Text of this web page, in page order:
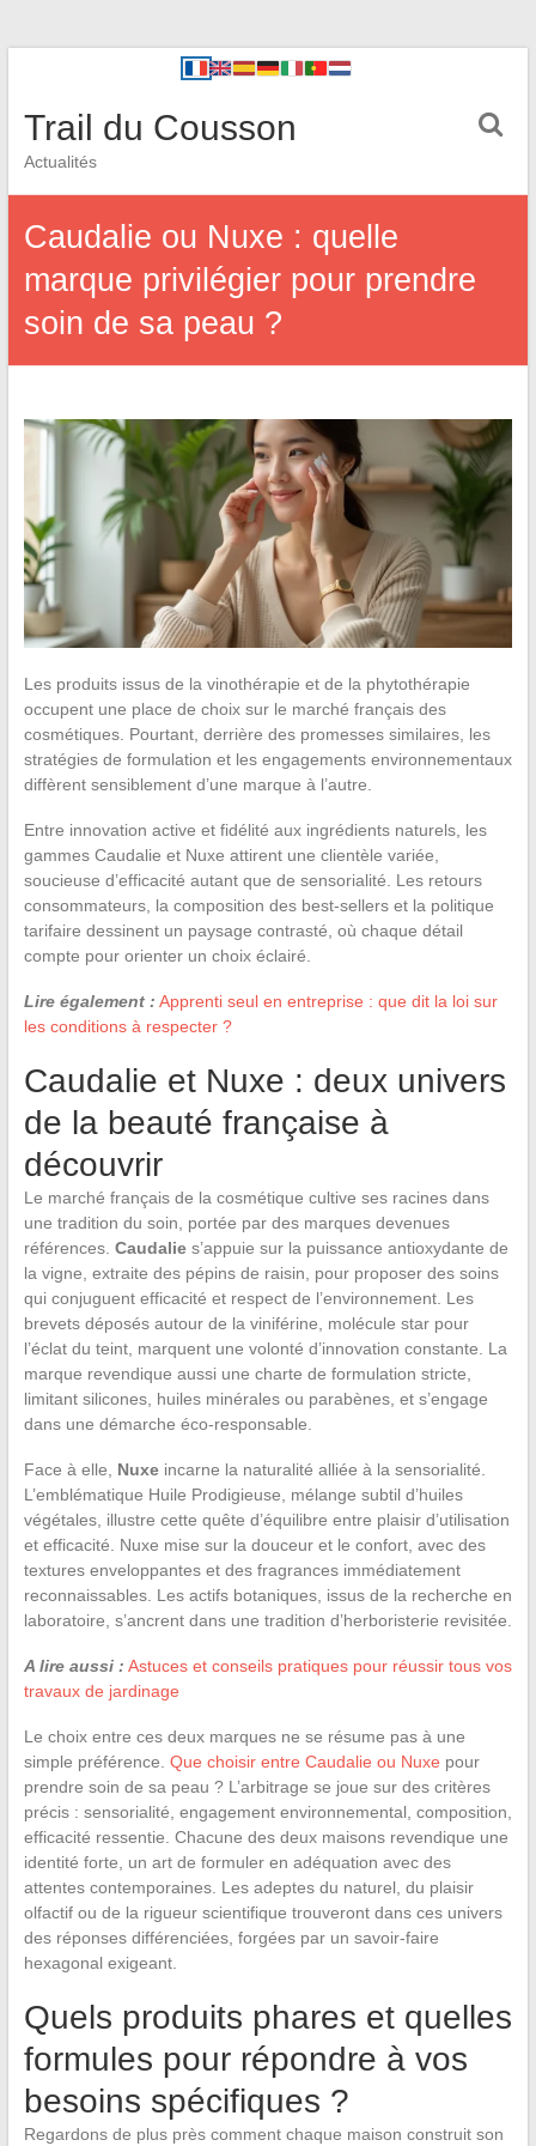
Trail du Cousson
Actualités
Caudalie ou Nuxe : quelle
marque privilégier pour prendre
soin de sa peau ?
Les produits issus de la vinothérapie et de la phytothérapie
occupent une place de choix sur le marché français des
cosmétiques. Pourtant, derrière des promesses similaires, les
stratégies de formulation et les engagements environnementaux
diffèrent sensiblement d’une marque à l’autre.
Entre innovation active et fidélité aux ingrédients naturels, les
gammes Caudalie et Nuxe attirent une clientèle variée,
soucieuse d’efficacité autant que de sensorialité. Les retours
consommateurs, la composition des best-sellers et la politique
tarifaire dessinent un paysage contrasté, où chaque détail
compte pour orienter un choix éclairé.
Lire également : Apprenti seul en entreprise : que dit la loi sur
les conditions à respecter ?
Caudalie et Nuxe : deux univers
de la beauté française à
découvrir
Le marché français de la cosmétique cultive ses racines dans
une tradition du soin, portée par des marques devenues
références. Caudalies’appuie sur la puissance antioxydante de
la vigne, extraite des pépins de raisin, pour proposer des soins
qui conjuguent efficacité et respect de l’environnement. Les
brevets déposés autour de la viniférine, molécule star pour
l’éclat du teint, marquent une volonté d’innovation constante. La
marque revendique aussi une charte de formulation stricte,
limitant silicones, huiles minérales ou parabènes, et s’engage
dans une démarche éco-responsable.
Face à elle, Nuxeincarne la naturalité alliée à la sensorialité.
L’emblématique Huile Prodigieuse, mélange subtil d’huiles
végétales, illustre cette quête d’équilibre entre plaisir d’utilisation
et efficacité. Nuxe mise sur la douceur et le confort, avec des
textures enveloppantes et des fragrances immédiatement
reconnaissables. Les actifs botaniques, issus de la recherche en
laboratoire, s’ancrent dans une tradition d’herboristerie revisitée.
A lire aussi : Astuces et conseils pratiques pour réussir tous vos
travaux de jardinage
Le choix entre ces deux marques ne se résume pas à une
simple préférence. Que choisir entre Caudalie ou Nuxe pour
prendre soin de sa peau ? L’arbitrage se joue sur des critères
précis : sensorialité, engagement environnemental, composition,
efficacité ressentie. Chacune des deux maisons revendique une
identité forte, un art de formuler en adéquation avec des
attentes contemporaines. Les adeptes du naturel, du plaisir
olfactif ou de la rigueur scientifique trouveront dans ces univers
des réponses différenciées, forgées par un savoir-faire
hexagonal exigeant.
Quels produits phares et quelles
formules pour répondre à vos
besoins spécifiques ?
Regardons de plus près comment chaque maison construit son